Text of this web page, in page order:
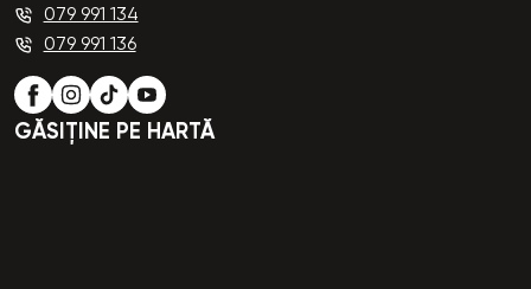
079 991 134
079 991 136
GĂSIȚINE PE HARTĂ